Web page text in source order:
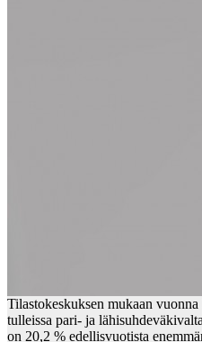
Tilastokeskuksen mukaan
tulleissa pari- ja
on 20,2 % edellisvuotista